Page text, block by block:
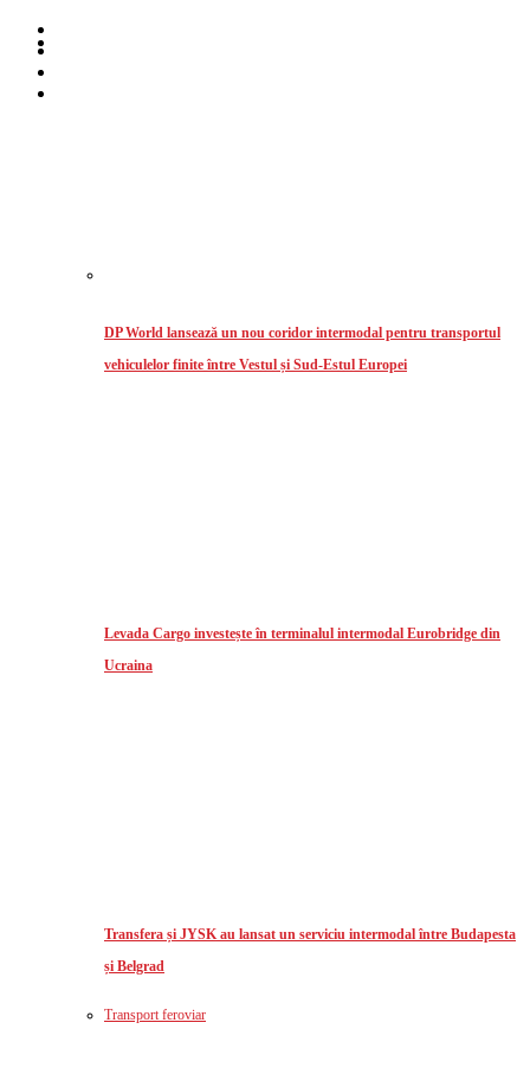
DP World lansează un nou coridor intermodal pentru transportul
vehiculelor finite între Vestul și Sud-Estul Europei
Levada Cargo investește în terminalul intermodal Eurobridge din
Ucraina
Transfera și JYSK au lansat un serviciu intermodal între Budapesta
și Belgrad
Transport feroviar